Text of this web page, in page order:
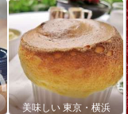
美味しい 東京・横浜